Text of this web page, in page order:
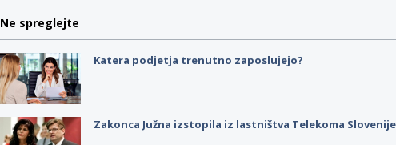
Ne spreglejte
Katera podjetja trenutno zaposlujejo?
Zakonca Južna izstopila iz lastništva Telekoma Slovenije